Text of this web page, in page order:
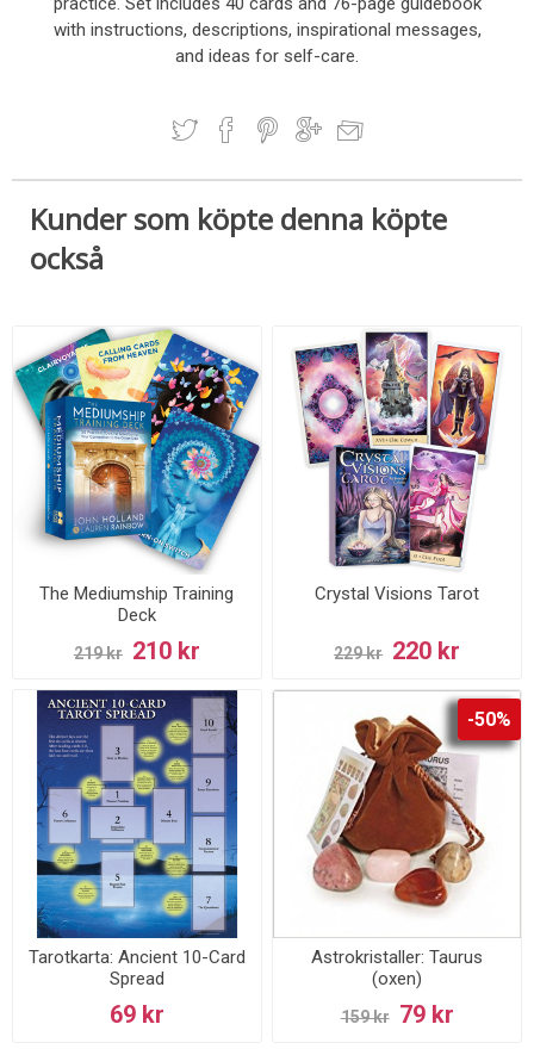
with instructions, descriptions, inspirational messages,
and ideas for self-care.
Kunder som köpte denna köpte
också
The Mediumship Training
Deck
219 kr 210 kr
Crystal Visions Tarot
229 kr 220 kr
Tarotkarta: Ancient 10-Card
Spread
69 kr
-50%
Astrokristaller: Taurus
(oxen)
159 kr 79 kr